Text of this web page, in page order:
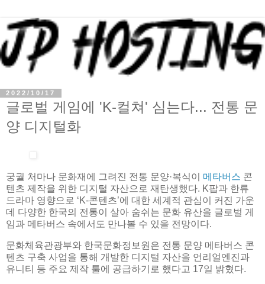
2022/10/17
글로벌 게임에 'K-컬쳐' 심는다... 전통 문
양 디지털화
궁궐 처마나 문화재에 그려진 전통 문양·복식이 메타버스 콘
텐츠 제작을 위한 디지털 자산으로 재탄생했다. K팝과 한류
드라마 영향으로 ‘K-콘텐츠’에 대한 세계적 관심이 커진 가운
데 다양한 한국의 전통이 살아 숨쉬는 문화 유산을 글로벌 게
임과 메타버스 속에서도 만나볼 수 있을 전망이다.
문화체육관광부와 한국문화정보원은 전통 문양 메타버스 콘
텐츠 구축 사업을 통해 개발한 디지털 자산을 언리얼엔진과
유니티 등 주요 제작 툴에 공급하기로 했다고 17일 밝혔다.